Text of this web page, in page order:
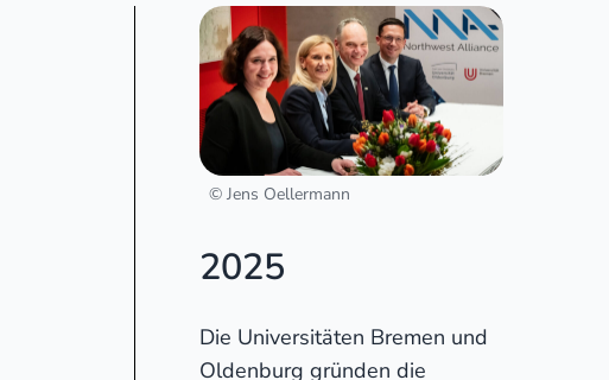
© Jens Oellermann
2025
Die Universitäten Bremen und
Oldenburg gründen die